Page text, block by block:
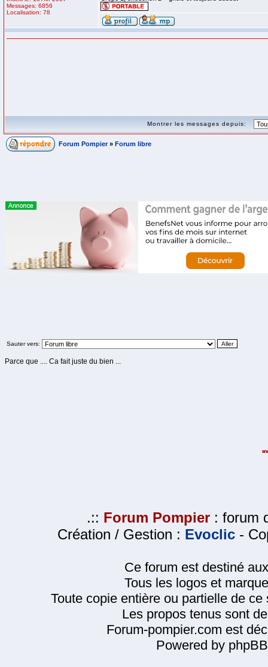
Messages: 6856
Localisation: 78
Montrer les messages depuis:
Forum Pompier » Forum libre
Sauter vers:
Parce que .... Ca fait juste du bien ...
.:: Forum Pompier : forum
Création / Gestion : Evoclic -
Ce forum est destiné
Tous les logos et
Toute copie entière ou partielle de
Les propos tenus sont
Forum-pompier.com est
Powered by